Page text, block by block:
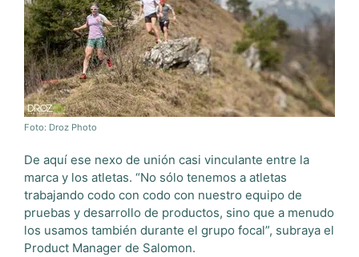
Foto: Droz Photo
De aquí ese nexo de unión casi vinculante entre la
marca y los atletas. “No sólo tenemos a atletas
trabajando codo con codo con nuestro equipo de
pruebas y desarrollo de productos, sino que a menudo
los usamos también durante el grupo focal”, subraya el
Product Manager de Salomon.